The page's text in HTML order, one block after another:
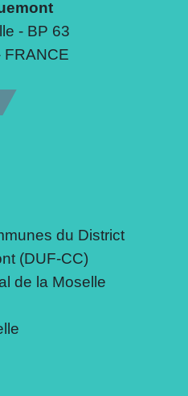
- BP 63
FRANCE
du District
(DUF-CC)
de la Moselle